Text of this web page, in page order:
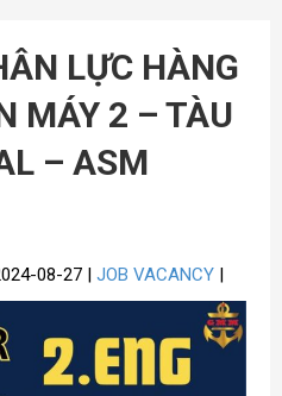
LỰC HÀNG
MÁY 2 – TÀU
– ASM
08-27 | JOB VACANCY |